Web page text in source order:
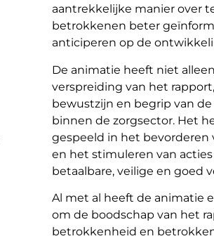
aantrekkelijke manier over
betrokkenen beter
anticiperen op de
De animatie heeft niet
verspreiding van het
bewustzijn en begrip van
binnen de zorgsector. Het
gespeeld in het bevorderen
en het stimuleren van
betaalbare, veilige en goed
Al met al heeft de animatie
om de boodschap van het
betrokkenheid en